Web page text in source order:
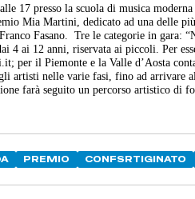
17 presso la scuola di musica
Mia Martini, dedicato ad una delle
Fasano.
Tre le categorie in gara:
4 ai 12 anni, riservata ai piccoli. Per
per il Piemonte e la Valle d’Aosta
artisti nelle varie fasi, fino ad arrivare
farà seguito un percorso artistico di
PREMIO CONFSRTIGINATO